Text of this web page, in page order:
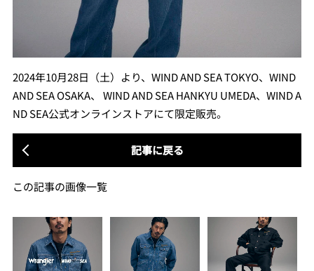
2024年10月28日（土）より、WIND AND SEA TOKYO、WIND
AND SEA OSAKA、 WIND AND SEA HANKYU UMEDA、WIND A
ND SEA公式オンラインストアにて限定販売。
記事に戻る
この記事の画像一覧